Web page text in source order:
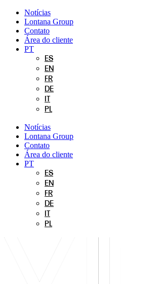
Pular
para
conteúdo
Notícias
Lontana Group
Contato
Área do cliente
PT
ES
EN
FR
DE
PL
Notícias
Lontana Group
Contato
Área do cliente
PT
ES
EN
FR
DE
PL